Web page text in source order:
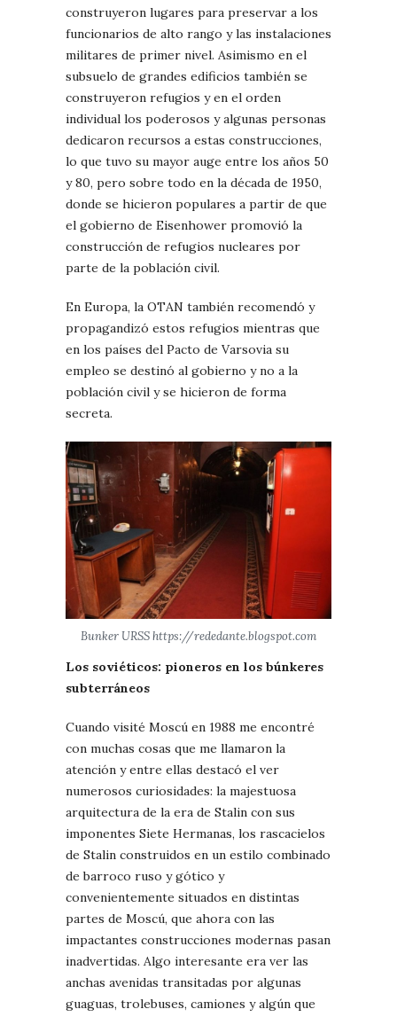
construyeron lugares para preservar a los
funcionarios de alto rango y las instalaciones
militares de primer nivel. Asimismo en el
subsuelo de grandes edificios también se
construyeron refugios y en el orden
individual los poderosos y algunas personas
dedicaron recursos a estas construcciones,
lo que tuvo su mayor auge entre los años 50
y 80, pero sobre todo en la década de 1950,
donde se hicieron populares a partir de que
el gobierno de Eisenhower promovió la
construcción de refugios nucleares por
parte de la población civil.
En Europa, la OTAN también recomendó y
propagandizó estos refugios mientras que
en los países del Pacto de Varsovia su
empleo se destinó al gobierno y no a la
población civil y se hicieron de forma
secreta.
Bunker URSS https://rededante.blogspot.com
Los soviéticos: pioneros en los búnkeres
subterráneos
Cuando visité Moscú en 1988 me encontré
con muchas cosas que me llamaron la
atención y entre ellas destacó el ver
numerosos curiosidades: la majestuosa
arquitectura de la era de Stalin con sus
imponentes Siete Hermanas, los rascacielos
de Stalin construidos en un estilo combinado
de barroco ruso y gótico y
convenientemente situados en distintas
partes de Moscú, que ahora con las
impactantes construcciones modernas pasan
inadvertidas. Algo interesante era ver las
anchas avenidas transitadas por algunas
guaguas, trolebuses, camiones y algún que